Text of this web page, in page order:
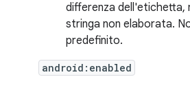
differenza dell'etichetta,
stringa non elaborata.
predefinito.
android:enabled